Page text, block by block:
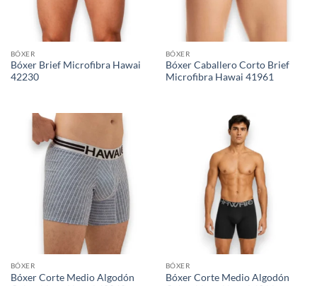
BÓXER
Bóxer Brief Microfibra Hawai
42230
BÓXER
Bóxer Caballero Corto Brief
Microfibra Hawai 41961
BÓXER
Bóxer Corte Medio Algodón
BÓXER
Bóxer Corte Medio Algodón